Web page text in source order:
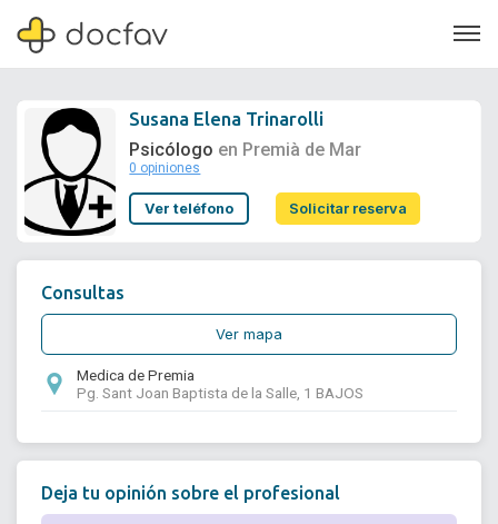
Soporte
Susana Elena Trinarolli
Psicólogo en Premià de Mar
0 opiniones
Ver teléfono Solicitar reserva
Consultas
Ver mapa
Medica de Premia
Pg. Sant Joan Baptista de la Salle, 1 BAJOS
Deja tu opinión sobre el profesional